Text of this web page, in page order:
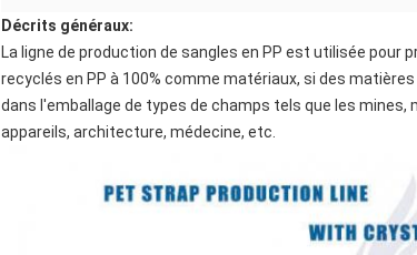
Décrits généraux:
La ligne de production de sangles en PP est utilisée pour
recyclés en PP à 100% comme matériaux, si des
dans l'emballage de types de champs tels que les
appareils, architecture, médecine, etc.